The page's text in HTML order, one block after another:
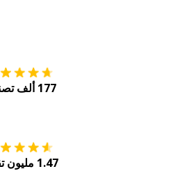
177 ألف تصنيف
1.47 مليون تقييم